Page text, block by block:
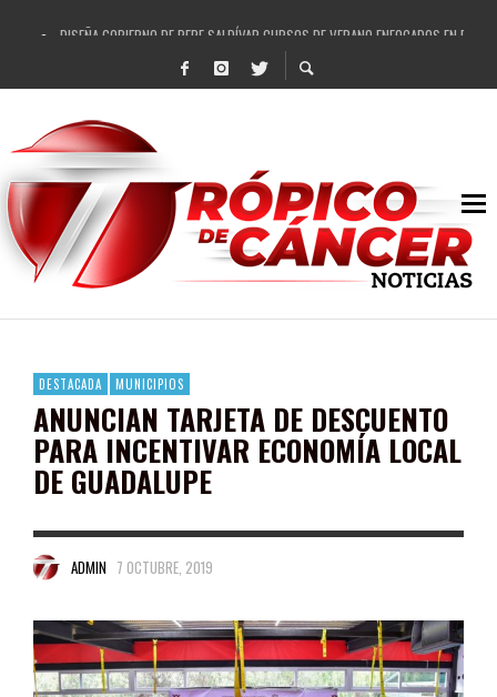
DISEÑA GOBIERNO DE PEPE SALDÍVAR CURSOS DE VERANO ENFOCADOS EN
REFRENDAN LOS 28 DELEGADOS Y 14 COMISARIADOS DE GUADALUPE APOYO A
FORTALECE GOBIERNO DE PEPE SALDÍVAR LA EDUCACIÓN EN LA ZACATECANA
GOBIERNO DE PEPE SALDÍVAR Y GRUPO FEMSA GENERAN MÁS DE 3 MIL EMPLEOS
CUARTA FERIA EXPO AGROPECUARIA TRAJO BENEFICIO DIRECTO A GUADALUPE:
RECONOCE PEPE SALDÍVAR A ARTISTA ZACATECANA VICTORIA HERNÁNDEZ
EGRESA GOBIERNO DE PEPE SALDÍVAR A 500 NUEVAS EMPRESARIAS
SON MUJERES GUADALUPENSES PRINCIPALES BENEFICIADAS DEL PROGRAMA
DESTACADA MUNICIPIOS
ANUNCIAN TARJETA DE DESCUENTO
PARA INCENTIVAR ECONOMÍA LOCAL
DE GUADALUPE
ADMIN 7 OCTUBRE, 2019